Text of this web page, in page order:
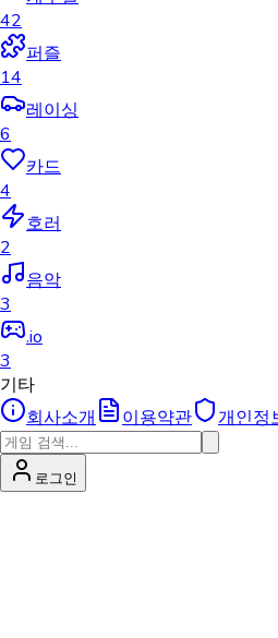
42
퍼즐
14
레이싱
6
카드
4
호러
2
음악
3
.io
3
기타
회사소개
이용약관 개인정
로그인